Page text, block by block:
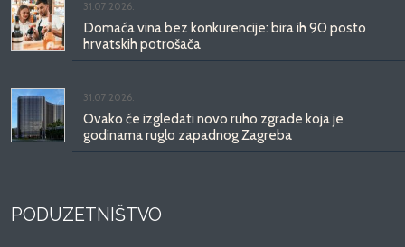
31.07.2026.
Domaća vina bez konkurencije: bira ih 90 posto
hrvatskih potrošača
31.07.2026.
Ovako će izgledati novo ruho zgrade koja je
godinama ruglo zapadnog Zagreba
PODUZETNIŠTVO